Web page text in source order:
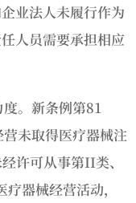
业法人未履行作为
人员需要承担相应
。新条例第81
未取得医疗器械注
许可从事第II类、
器械经营活动，